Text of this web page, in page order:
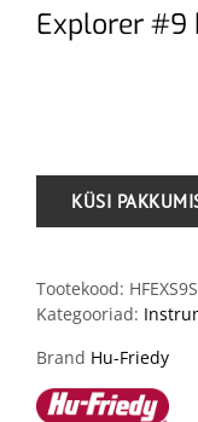
Explorer #9
Tootekood: HFEXS9S
Kategooriad:
Brand Hu-Friedy